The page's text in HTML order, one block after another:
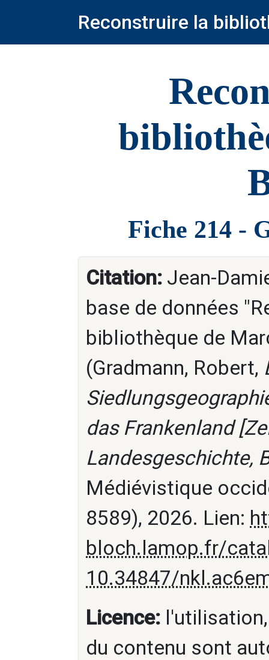
Reconstruire la
Fiche 214 -
Citation: Jean-
base de données
bibliothèque de
(Gradmann, Robert,
das Frankenland
Landesgeschichte,
Médiévistique
8589), 2026. Lien:
bloch.lamop.fr/
10.34847/
Licence:
du contenu sont